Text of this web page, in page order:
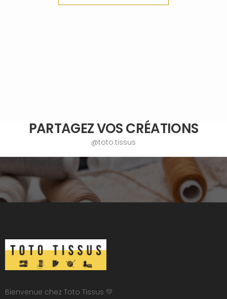
PARTAGEZ VOS CRÉATIONS
@toto.tissus
Bienvenue chez Toto Tissus 💛